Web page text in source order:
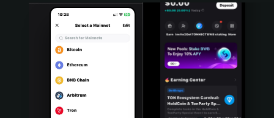
Italiano
Português (Portugal)
Bahasa Indonesia